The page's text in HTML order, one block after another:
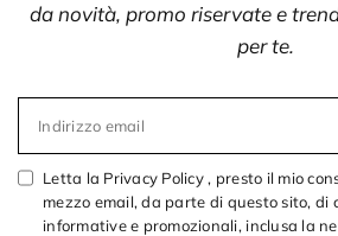
da novità, promo riservate e
per te.
Indirizzo email
Letta la Privacy Policy , presto il mio
mezzo email, da parte di questo sito, di
informative e promozionali, inclusa la